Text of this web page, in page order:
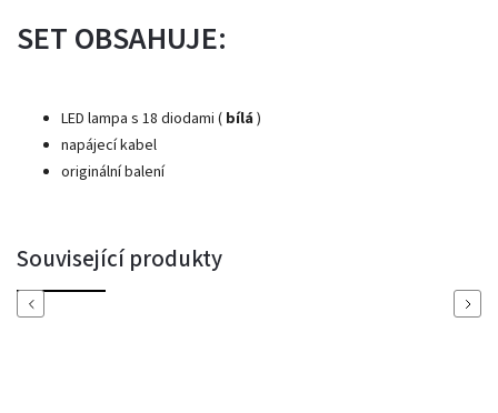
SET OBSAHUJE:
LED lampa s 18 diodami ( bílá )
napájecí kabel
originální balení
Související produkty
Previous Next